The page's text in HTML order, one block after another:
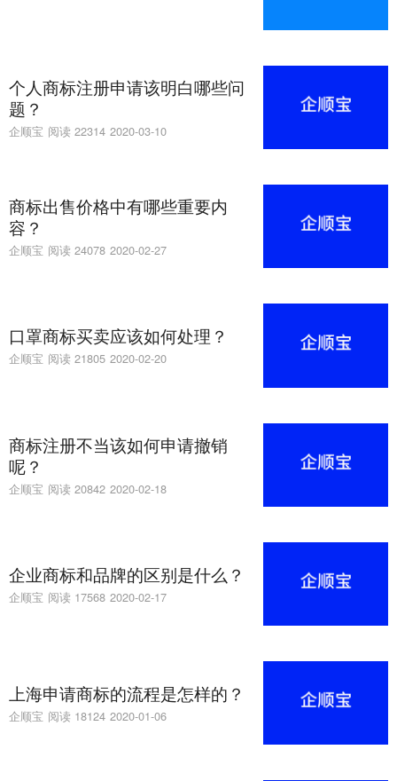
个人商标注册申请该明白哪些问
题？
企顺宝 阅读 22314 2020-03-10
商标出售价格中有哪些重要内
容？
企顺宝 阅读 24078 2020-02-27
口罩商标买卖应该如何处理？
企顺宝 阅读 21805 2020-02-20
商标注册不当该如何申请撤销
呢？
企顺宝 阅读 20842 2020-02-18
企业商标和品牌的区别是什么？
企顺宝 阅读 17568 2020-02-17
上海申请商标的流程是怎样的？
企顺宝 阅读 18124 2020-01-06